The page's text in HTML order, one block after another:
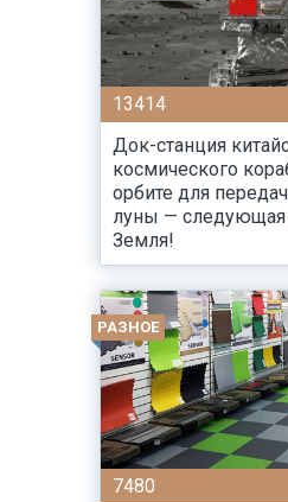
13414
Док-станция
космического
орбите для
луны — следующая
Земля!
РАЗНОЕ
7480